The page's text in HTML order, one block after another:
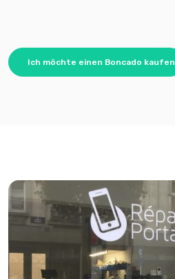
Ich möchte einen Boncado kaufen